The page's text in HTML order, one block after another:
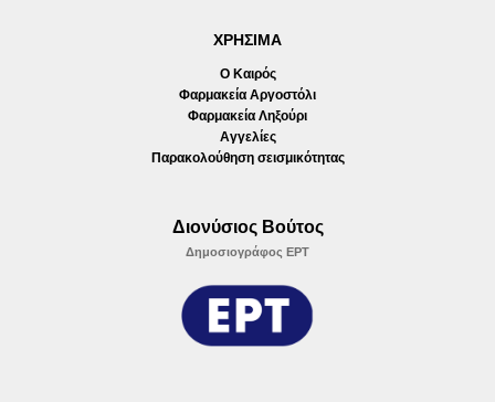
ΧΡΗΣΙΜΑ
Ο Καιρός
Φαρμακεία Αργοστόλι
Φαρμακεία Ληξούρι
Αγγελίες
Παρακολούθηση σεισμικότητας
Διονύσιος Βούτος
Δημοσιογράφος ΕΡΤ